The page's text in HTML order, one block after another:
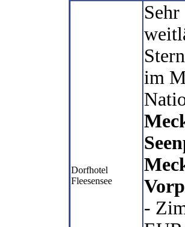
Dorfhotel
Fleesensee
Sehr
im
-